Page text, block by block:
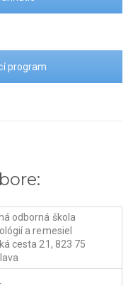
program
odborná škola
a remesiel
cesta 21, 823 75